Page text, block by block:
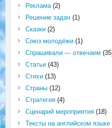
Реклама(2)
Решение задач (1)
Сказки(2)
Союз молодёжи(1)
Спрашивали — отвечаем
Статьи(43)
Стихи(13)
Страны(12)
Стратегия(4)
Сценарий мероприятия(18)
Тексты на английском языке